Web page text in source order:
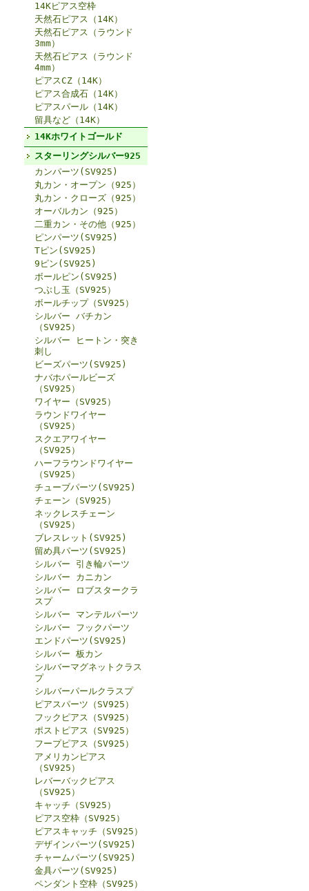
14Kピアス空枠
天然石ピアス（14K）
天然石ピアス（ラウンド
3mm）
天然石ピアス（ラウンド
4mm）
ピアスCZ（14K）
ピアス合成石（14K）
ピアスパール（14K）
留具など（14K）
14Kホワイトゴールド
スターリングシルバー925
カンパーツ(SV925)
丸カン・オープン（925）
丸カン・クローズ（925）
オーバルカン（925）
二重カン・その他（925）
ピンパーツ(SV925)
Tピン(SV925)
9ピン(SV925)
ボールピン(SV925)
つぶし玉（SV925）
ボールチップ（SV925）
シルバー バチカン
（SV925）
シルバー ヒートン・突き
刺し
ビーズパーツ(SV925)
ナバホパールビーズ
（SV925）
ワイヤー（SV925）
ラウンドワイヤー
（SV925）
スクエアワイヤー
（SV925）
ハーフラウンドワイヤー
（SV925）
チューブパーツ(SV925)
チェーン（SV925）
ネックレスチェーン
（SV925）
ブレスレット(SV925)
留め具パーツ(SV925)
シルバー 引き輪パーツ
シルバー カニカン
シルバー ロブスタークラ
スプ
シルバー マンテルパーツ
シルバー フックパーツ
エンドパーツ(SV925)
シルバー 板カン
シルバーマグネットクラス
プ
シルバーパールクラスプ
ピアスパーツ（SV925）
フックピアス（SV925）
ポストピアス（SV925）
フープピアス（SV925）
アメリカンピアス
（SV925）
レバーバックピアス
（SV925）
キャッチ（SV925）
ピアス空枠（SV925）
ピアスキャッチ（SV925）
デザインパーツ(SV925)
チャームパーツ(SV925)
金具パーツ(SV925)
ペンダント空枠（SV925）